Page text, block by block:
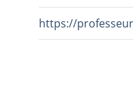
https://